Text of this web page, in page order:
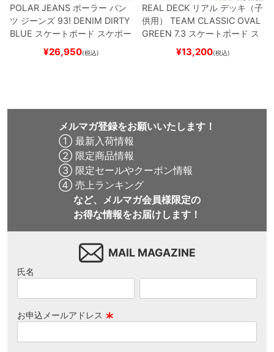
POLAR JEANS ポーラー パン
ツ ジーンズ 93! DENIM DIRTY
BLUE スケートボード スケボー
¥26,950(税込)
REAL DECK リアル デッキ（子
供用）
TEAM CLASSIC OVAL
GREEN 7.3 スケートボード ス
¥13,200(税込)
メルマガ登録をお願いいたします！
① 最新入荷情報
② 限定商品情報
③ 限定セールやクーポン情報
④ 売上ランキング
など、メルマガ会員様限定の
お得な情報をお届けします！
MAIL MAGAZINE
氏名
お申込メールアドレス